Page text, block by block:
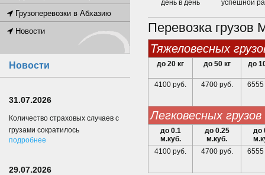
день в день
успешной
Перевозка грузов
Тяжеловесных
до 20 кг до 50 кг до
4100 руб. 4700 руб. 6555
Легковесных грузов
до 0.1
м.куб.
до 0.25
м.куб.
до
4100 руб.
4700 руб. 6555
Грузоперевозки в Абхазию
Новости
Новости
31.07.2026
Количество страховых случаев с
грузами сократилось
подробнее
29.07.2026